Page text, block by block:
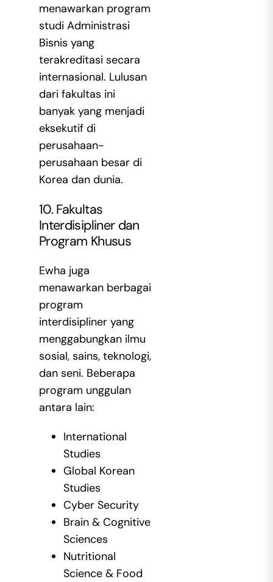
menawarkan program
studi Administrasi
Bisnis yang
terakreditasi secara
internasional. Lulusan
dari fakultas ini
banyak yang menjadi
eksekutif di
perusahaan-
perusahaan besar di
Korea dan dunia.
10. Fakultas
Interdisipliner dan
Program Khusus
Ewha juga
menawarkan berbagai
program
interdisipliner yang
menggabungkan ilmu
sosial, sains, teknologi,
dan seni. Beberapa
program unggulan
antara lain:
International
Studies
Global Korean
Studies
Cyber Security
Brain & Cognitive
Sciences
Nutritional
Science & Food